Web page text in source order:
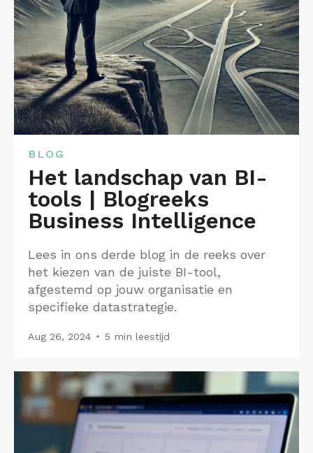
BLOG
Het landschap van BI-
tools | Blogreeks
Business Intelligence
Lees in ons derde blog in de reeks over
het kiezen van de juiste BI-tool,
afgestemd op jouw organisatie en
specifieke datastrategie.​
Aug 26, 2024 5 min leestijd